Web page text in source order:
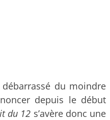
du moindre
depuis le début
du 12 s’avère donc une